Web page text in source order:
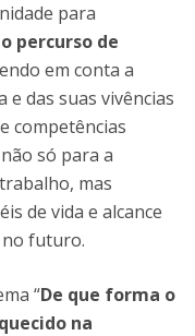
para
percurso de
em conta a
das suas vivências
competências
só para a
mas
de vida e alcance
no futuro.
“De que forma o
na